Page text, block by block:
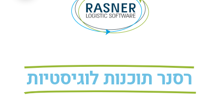
רסנר תוכנות לוגיסטיות